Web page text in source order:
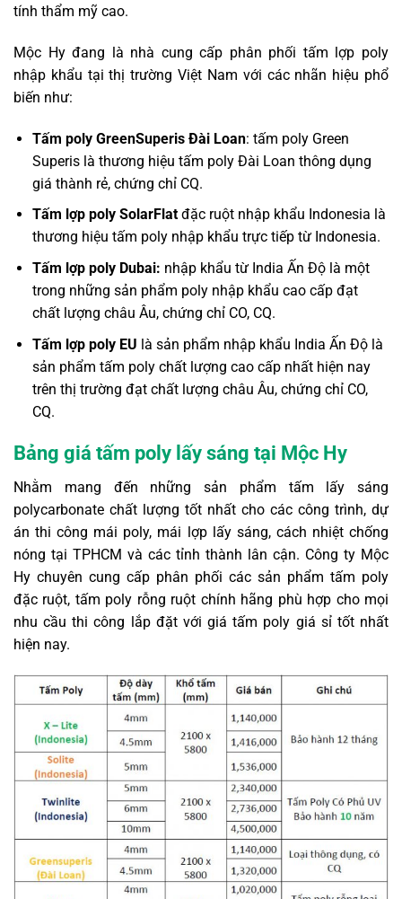
tính thẩm mỹ cao.
Mộc Hy đang là nhà cung cấp phân phối tấm lợp poly
nhập khẩu tại thị trường Việt Nam với các nhãn hiệu phổ
biến như:
Tấm poly GreenSuperis Đài Loan: tấm poly Green
Superis là thương hiệu tấm poly Đài Loan thông dụng
giá thành rẻ, chứng chỉ CQ.
Tấm lợp poly SolarFlatđặc ruột nhập khẩu Indonesia là
thương hiệu tấm poly nhập khẩu trực tiếp từ Indonesia.
Tấm lợp poly Dubai: nhập khẩu từ India Ấn Độ là một
trong những sản phẩm poly nhập khẩu cao cấp đạt
chất lượng châu Âu, chứng chỉ CO, CQ.
Tấm lợp poly EU là sản phẩm nhập khẩu India Ấn Độ là
sản phẩm tấm poly chất lượng cao cấp nhất hiện nay
trên thị trường đạt chất lượng châu Âu, chứng chỉ CO,
CQ.
Bảng giá tấm poly lấy sáng tại Mộc Hy
Nhằm mang đến những sản phẩm tấm lấy sáng
polycarbonate chất lượng tốt nhất cho các công trình, dự
án thi công mái poly, mái lợp lấy sáng, cách nhiệt chống
nóng tại TPHCM và các tỉnh thành lân cận. Công ty Mộc
Hy chuyên cung cấp phân phối các sản phẩm tấm poly
đặc ruột, tấm poly rỗng ruột chính hãng phù hợp cho mọi
nhu cầu thi công lắp đặt với giá tấm poly giá sỉ tốt nhất
hiện nay.